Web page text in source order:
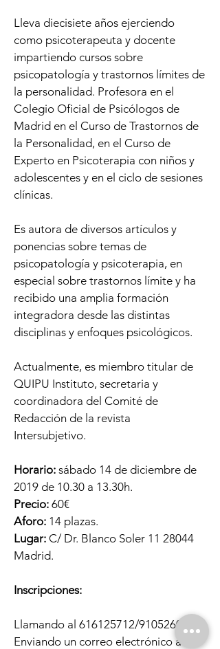
Lleva diecisiete años ejerciendo
como psicoterapeuta y docente
impartiendo cursos sobre
psicopatología y trastornos límites de
la personalidad. Profesora en el
Colegio Oficial de Psicólogos de
Madrid en el Curso de Trastornos de
la Personalidad, en el Curso de
Experto en Psicoterapia con niños y
adolescentes y en el ciclo de sesiones
clínicas.
Es autora de diversos artículos y
ponencias sobre temas de
psicopatología y psicoterapia, en
especial sobre trastornos límite y ha
recibido una amplia formación
integradora desde las distintas
disciplinas y enfoques psicológicos.
Actualmente, es miembro titular de
QUIPU Instituto, secretaria y
coordinadora del Comité de
Redacción de la revista
Intersubjetivo.
Horario: sábado 14 de diciembre de
2019 de 10.30 a 13.30h.
Precio: 60€
Aforo: 14 plazas.
Lugar: C/ Dr. Blanco Soler 11 28044
Madrid.
Inscripciones:
Llamando al 616125712/910526086.
Enviando un correo electrónico a